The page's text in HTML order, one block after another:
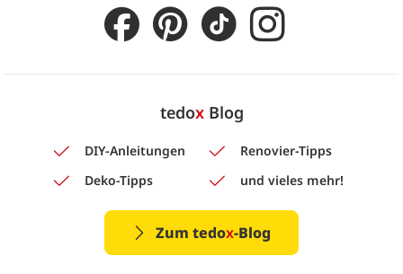
tedoxBlog
DIY-Anleitungen
Renovier-Tipps
Deko-Tipps
und vieles mehr!
Zum tedox-Blog